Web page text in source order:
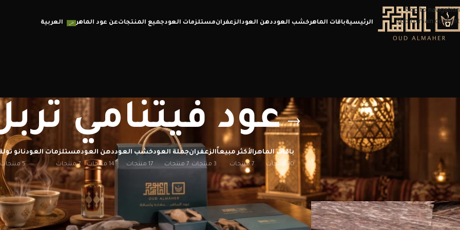
Skip to navigation
Skip to main content
الرئيسيةباقات الماهرخشب العوددهن العودالزعفرانمستلزمات العودجميع المنتجاتعن عود الماهر العربية
عود فيتنامي
باقات الماهر
10 منتجات
الأكثر مبيعاً
7 منتجات
الزعفران
3 منتجات
جملة العود
7 منتجات
خشب العود
17 منتجات
دهن العود
14 منتجات
مستلزمات العود
7 منتجات
نانو
5 منتجات
الرئيسية/ منتجات تحت الوسم “عود فيتنامي تربل” إظهار 12
20